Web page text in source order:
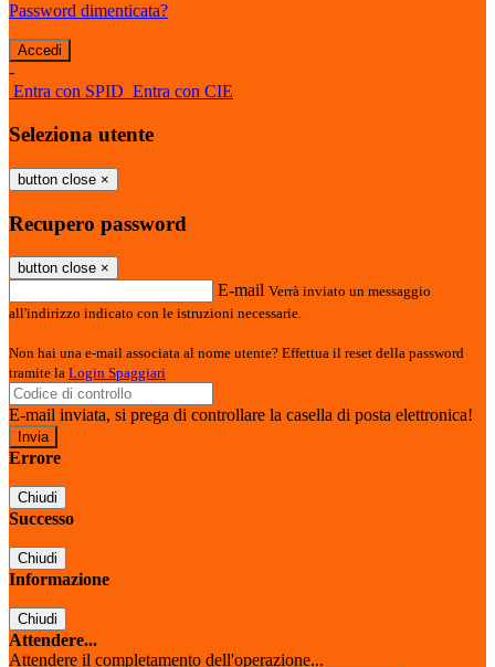
Password dimenticata?
-
Entra con SPID Entra con CIE
Seleziona utente
button close ×
Recupero password
button close ×
E-mail Verrà inviato un messaggio
all'indirizzo indicato con le istruzioni necessarie.
Non hai una e-mail associata al nome utente? Effettua il reset della password
tramite la Login Spaggiari
E-mail inviata, si prega di controllare la casella di posta elettronica!
Errore
Chiudi
Successo
Chiudi
Informazione
Chiudi
Attendere...
Attendere il completamento dell'operazione...